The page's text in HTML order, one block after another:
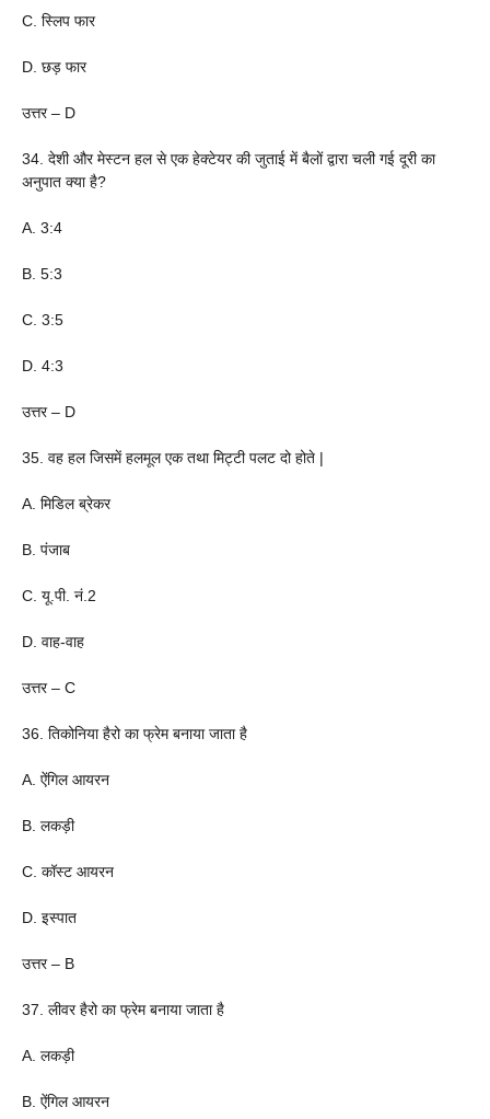
C. स्लिप फार
D. छड़ फार
उत्तर – D
34. देशी और मेस्टन हल से एक हेक्टेयर की जुताई में बैलों द्वारा चली गई दूरी का
अनुपात क्या है?
A. 3:4
B. 5:3
C. 3:5
D. 4:3
उत्तर – D
35. वह हल जिसमें हलमूल एक तथा मिट्टी पलट दो होते |
A. मिडिल ब्रेकर
B. पंजाब
C. यू.पी. नं.2
D. वाह-वाह
उत्तर – C
36. तिकोनिया हैरो का फ्रेम बनाया जाता है
A. ऐंगिल आयरन
B. लकड़ी
C. कॉस्ट आयरन
D. इस्पात
उत्तर – B
37. लीवर हैरो का फ्रेम बनाया जाता है
A. लकड़ी
B. ऐंगिल आयरन